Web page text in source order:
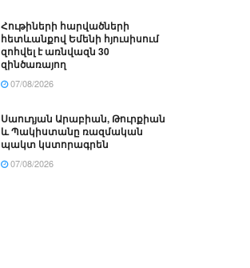
Հութիների հարվածների
հետևանքով Եմենի հյուսիսում
զոհվել է առնվազն 30
զինծառայող
07/08/2026
Սաուդյան Արաբիան, Թուրքիան
և Պակիստանը ռազմական
պակտ կստորագրեն
07/08/2026